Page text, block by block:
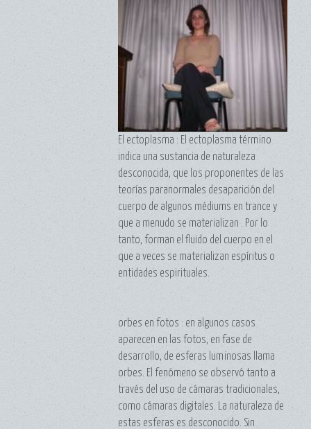
El ectoplasma : El ectoplasma término
indica una sustancia de naturaleza
desconocida, que los proponentes de las
teorías paranormales desaparición del
cuerpo de algunos médiums en trance y
que a menudo se materializan . Por lo
tanto, forman el fluido del cuerpo en el
que a veces se materializan espíritus o
entidades espirituales.
orbes en fotos : en algunos casos
aparecen en las fotos, en fase de
desarrollo, de esferas luminosas llama
orbes. El fenómeno se observó tanto a
través del uso de cámaras tradicionales,
como cámaras digitales. La naturaleza de
estas esferas es desconocido. Sin